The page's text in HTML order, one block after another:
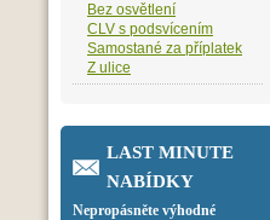
Bez osvětlení
CLV s podsvícením
Samostané za příplatek
Z ulice
LAST MINUTE
NABÍDKY
Nepropásněte výhodné